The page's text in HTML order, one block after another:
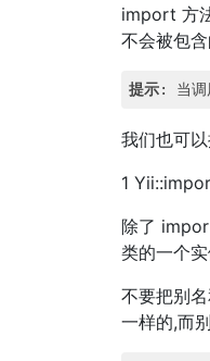
import 方
不会被包
提示
我们也可
1
除了
类的一个
不要把别
一样的,而